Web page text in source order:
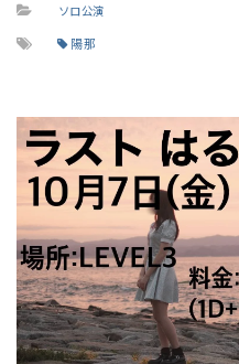
ソロ公演
陽那